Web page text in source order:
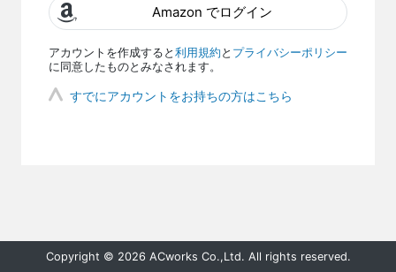
Amazon でログイン
アカウントを作成すると 利用規約 と プライバシーポリシー
に同意したものとみなされます。
すでにアカウントをお持ちの方はこちら
Copyright © 2026 ACworks Co.,Ltd. All rights reserved.